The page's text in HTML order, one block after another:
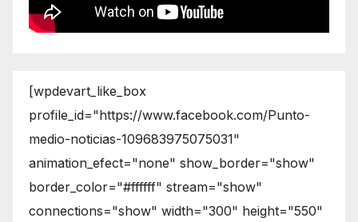
[wpdevart_like_box
profile_id="https://www.facebook.com/Punto-
medio-noticias-109683975075031"
animation_efect="none" show_border="show"
border_color="#ffffff" stream="show"
connections="show" width="300" height="550"